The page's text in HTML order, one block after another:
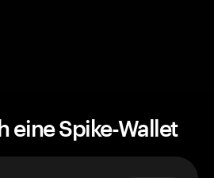
eine Spike-Wallet